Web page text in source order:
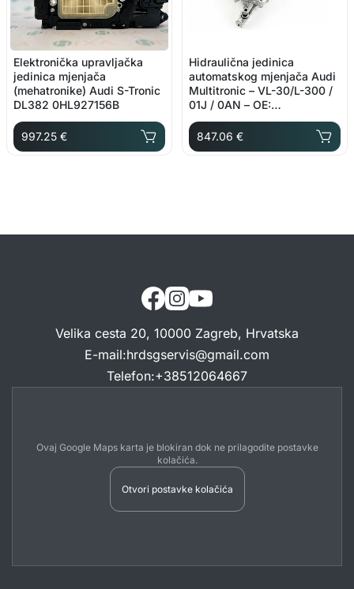
Elektronička upravljačka
jedinica mjenjača
(mehatronike) Audi S-Tronic
DL382 0HL927156B
997.25 €
Hidraulična jedinica
automatskog mjenjača Audi
Multitronic – VL-30/L-300 /
01J / 0AN – OE:
01J927156CQ
847.06 €
Velika cesta 20, 10000 Zagreb, Hrvatska
E-mail:hrdsgservis@gmail.com
Telefon:+38512064667
Ovaj Google Maps karta je blokiran dok ne prilagodite postavke
kolačića.
Otvori postavke kolačića